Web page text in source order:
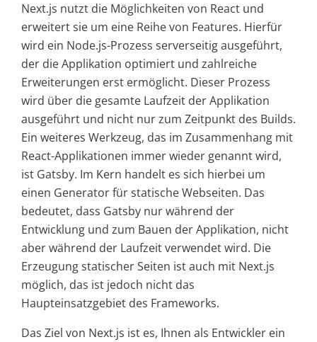
Next.js nutzt die Möglichkeiten von React und
erweitert sie um eine Reihe von Features. Hierfür
wird ein Node.js-Prozess serverseitig ausgeführt,
der die Applikation optimiert und zahlreiche
Erweiterungen erst ermöglicht. Dieser Prozess
wird über die gesamte Laufzeit der Applikation
ausgeführt und nicht nur zum Zeitpunkt des Builds.
Ein weiteres Werkzeug, das im Zusammenhang mit
React-Applikationen immer wieder genannt wird,
ist Gatsby. Im Kern handelt es sich hierbei um
einen Generator für statische Webseiten. Das
bedeutet, dass Gatsby nur während der
Entwicklung und zum Bauen der Applikation, nicht
aber während der Laufzeit verwendet wird. Die
Erzeugung statischer Seiten ist auch mit Next.js
möglich, das ist jedoch nicht das
Haupteinsatzgebiet des Frameworks.
Das Ziel von Next.js ist es, Ihnen als Entwickler ein